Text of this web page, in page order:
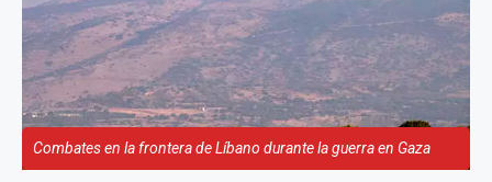
Combates en la frontera de Líbano durante la guerra en Gaza